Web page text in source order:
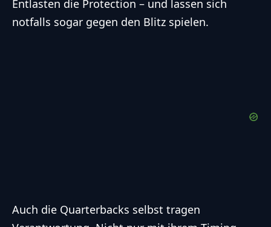
Entlasten die Protection – und lassen sich
notfalls sogar gegen den Blitz spielen.
Auch die Quarterbacks selbst tragen